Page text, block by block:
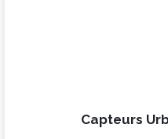
Capteurs